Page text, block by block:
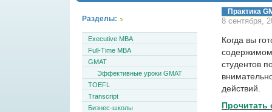
Практика
8 сентября,
Когда вы
студентов
действий.
Прочитать
Разделы:
Executive MBA
Full-Time MBA
GMAT
Эффективные уроки GMAT
TOEFL
Transcript
Бизнес-школы